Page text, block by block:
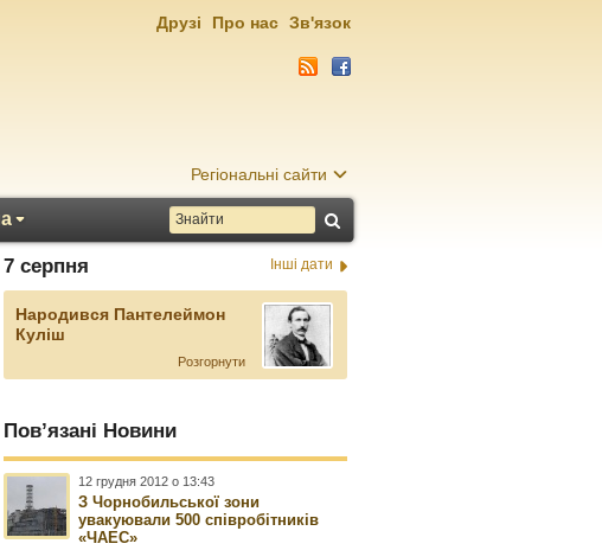
Регіональні сайти
Друзі Про нас Зв'язок
7 серпня Інші дати
Народився Пантелеймон
Куліш
Розгорнути
Пов’язані Новини
12 грудня 2012 о 13:43
З Чорнобильської зони
увакуювали 500 співробітників
«ЧАЕС»